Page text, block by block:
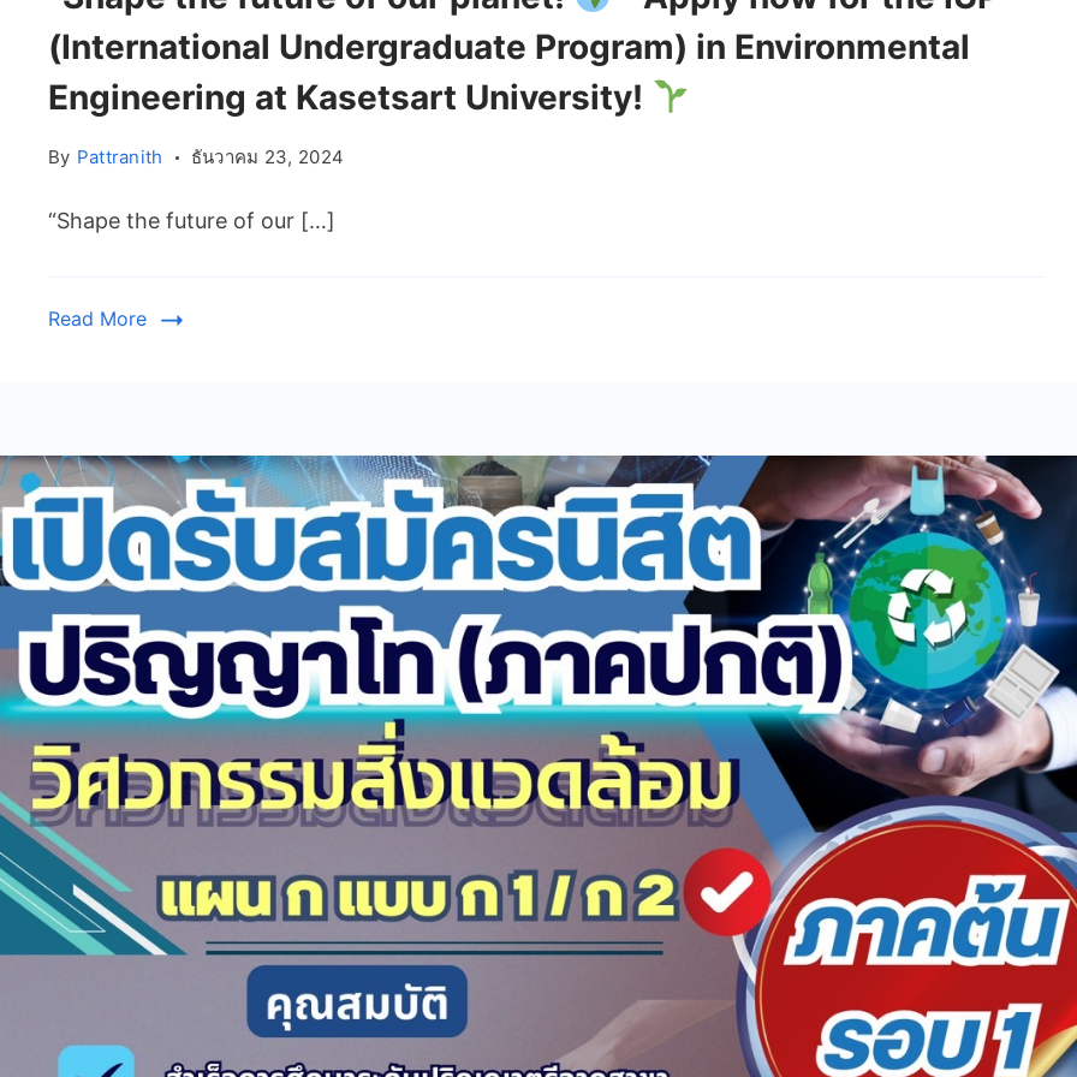
(International Undergraduate Program) in Environmental
Engineering at Kasetsart University!
By Pattranith ธันวาคม 23, 2024
“Shape the future of our […]
Read More